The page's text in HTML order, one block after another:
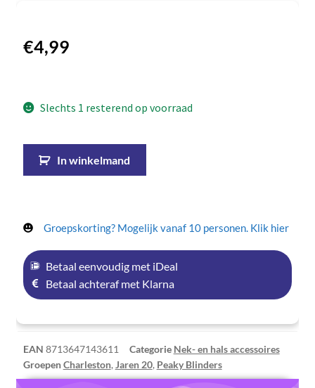
€4,99
Slechts 1 resterend op voorraad
In winkelmand
Groepskorting? Mogelijk vanaf 10 personen. Klik hier
Betaal eenvoudig met iDeal
Betaal achteraf met Klarna
EAN 8713647143611 Categorie Nek- en hals accessoires
GroepenCharleston, Jaren 20, Peaky Blinders